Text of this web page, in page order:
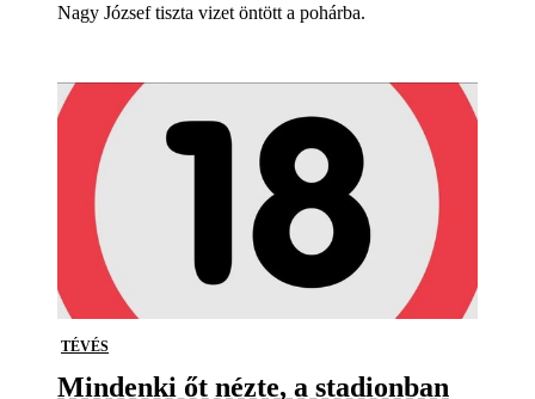
Nagy József tiszta vizet öntött a pohárba.
TÉVÉS
Mindenki őt nézte, a stadionban